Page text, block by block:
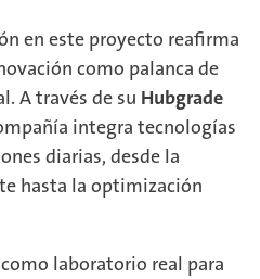
en este proyecto reafirma
como palanca de
A través de su Hubgrade
integra tecnologías
diarias, desde la
hasta la optimización
laboratorio real para